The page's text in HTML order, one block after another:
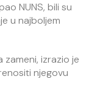
NUNS, bili su
u najboljem
zameni, izrazio je
njegovu